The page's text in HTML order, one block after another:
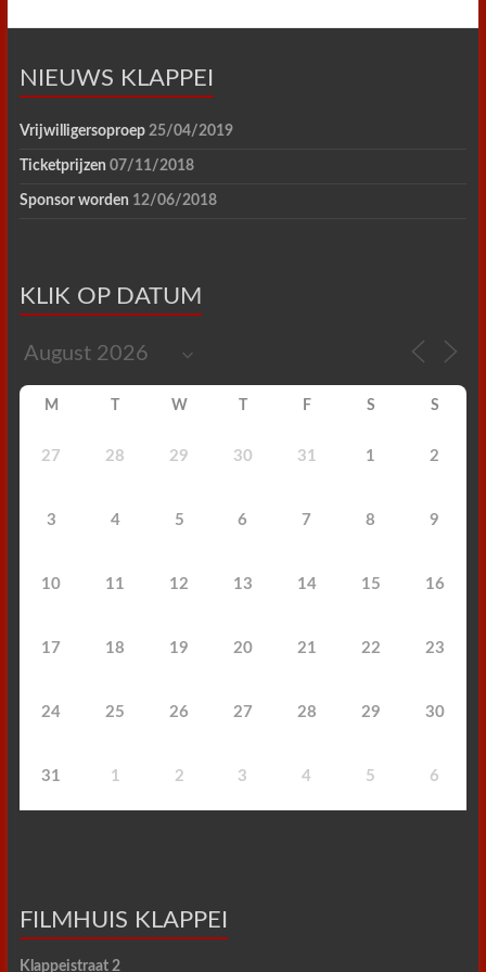
NIEUWS KLAPPEI
Vrijwilligersoproep 25/04/2019
Ticketprijzen 07/11/2018
Sponsor worden 12/06/2018
KLIK OP DATUM
M W F S S
27 28 29 30 31 1 2
3 4 5 6 7 8 9
10 11 12 13 14 15 16
17 18 19 20 21 22 23
24 25 26 27 28 29 30
31 1 2 3 4 5 6
FILMHUIS KLAPPEI
Klappeistraat 2